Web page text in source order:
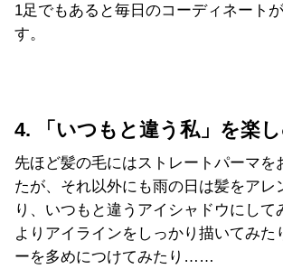
1足でもあると毎日のコーディネート
す。
4. 「いつもと違う私」を楽
先ほど髪の毛にはストレートパーマを
たが、それ以外にも雨の日は髪をアレ
り、いつもと違うアイシャドウにして
よりアイラインをしっかり描いてみた
ーを多めにつけてみたり……